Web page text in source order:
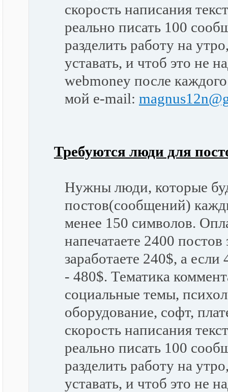
скорость написания
реально писать 100
разделить работу на
уставать, и чтоб это не
webmoney после
мой e-mail:
Требуются люди для
Нужны люди, которые
постов(сообщений)
менее 150 символов.
напечатаете 2400
заработаете 240$, а
- 480$. Тематика
социальные темы,
оборудование, софт,
скорость написания
реально писать 100
разделить работу на
уставать, и чтоб это не